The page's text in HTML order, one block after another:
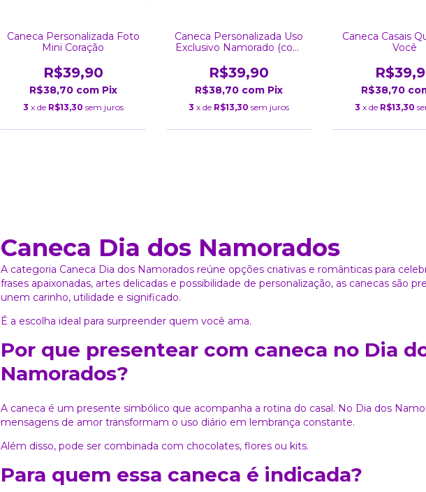
Caneca Personalizada Foto
Mini Coração
R$39,90
R$38,70 com Pix
3 x de R$13,30 sem juros
Caneca Personalizada Uso
Exclusivo Namorado (com
R$39,90
R$38,70 com Pix
3 x de R$13,30 sem juros
Caneca Casais
Você
R$38,70
3 x de R$13,30
Caneca Dia dos Namorados
A categoria Caneca Dia dos Namorados reúne opções criativas e românticas para
frases apaixonadas, artes delicadas e possibilidade de personalização, as canecas são
unem carinho, utilidade e significado.
É a escolha ideal para surpreender quem você ama.
Por que presentear com caneca no Dia
Namorados?
A caneca é um presente simbólico que acompanha a rotina do casal. No Dia dos
mensagens de amor transformam o uso diário em lembrança constante.
Além disso, pode ser combinada com chocolates, flores ou kits.
Para quem essa caneca é indicada?